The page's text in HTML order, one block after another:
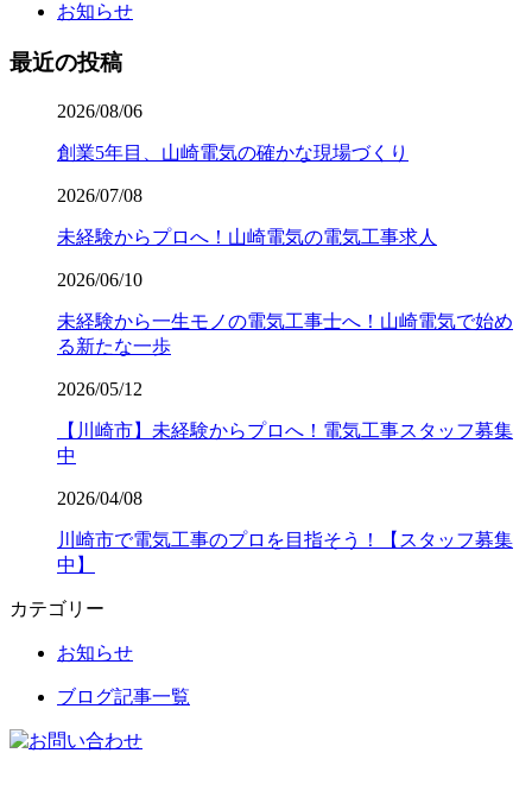
お知らせ
最近の投稿
2026/08/06
創業5年目、山崎電気の確かな現場づくり
2026/07/08
未経験からプロへ！山崎電気の電気工事求人
2026/06/10
未経験から一生モノの電気工事士へ！山崎電気で始め
る新たな一歩
2026/05/12
【川崎市】未経験からプロへ！電気工事スタッフ募集
中
2026/04/08
川崎市で電気工事のプロを目指そう！【スタッフ募集
中】
カテゴリー
お知らせ
ブログ記事一覧